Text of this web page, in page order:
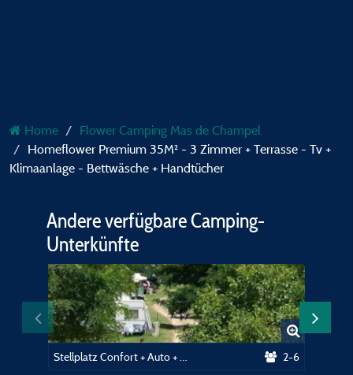
Home
Flower Camping Mas de Champel
Homeflower Premium 35M² - 3 Zimmer + Terrasse - Tv +
Klimaanlage - Bettwäsche + Handtücher
Andere verfügbare Camping-
Unterkünfte
2-6